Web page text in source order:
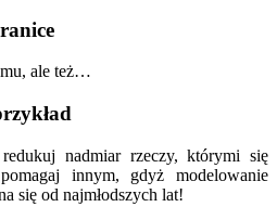
ale też…
nadmiar rzeczy, którymi się
innym, gdyż modelowanie
się od najmłodszych lat!